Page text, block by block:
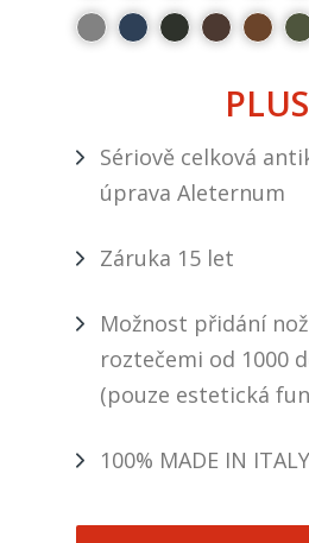
PLUS
Sériově celková
úprava Aleternum
Záruka 15 let
Možnost přidání
roztečemi od 1000
(pouze estetická
100% MADE IN ITALY